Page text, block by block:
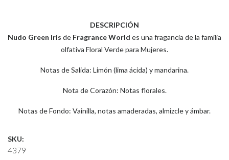
DESCRIPCIÓN
Nudo Green Iris de Fragrance World es una fragancia de la familia
olfativa Floral Verde para Mujeres.
Notas de Salida: Limón (lima ácida) y mandarina.
Nota de Corazón: Notas florales.
Notas de Fondo: Vainilla, notas amaderadas, almizcle y ámbar.
SKU:
4379